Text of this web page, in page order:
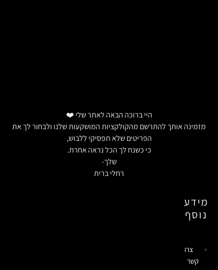
היי ברוכה הבאה לאתר שלי ❤️
מזמינה אותך להתרשם מהקולקציות המושקעות שלנו ולבחור לך את
הפריטים שלא תפסיקי ללבוש,
כי כשנח לך הכל נראה אחרת.
שלך-
רחלי ברית
מידע
נוסף
צרו
קשר